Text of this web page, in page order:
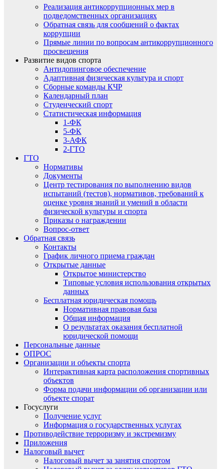
Реализация антикоррупционных мер в
подведомственных организациях
Обратная связь для сообщений о фактах
коррупции
Прямые линии по вопросам антикоррупционного
просвещения
Развитие видов спорта
Антидопинговое обеспечение
Адаптивная физическая культура и спорт
Сборные команды КЧР
Календарный план
Студенческий спорт
Статистическая информация
1-ФК
5-ФК
3-АФК
2-ГТО
ГТО
Нормативы
Документы
Центр тестирования по выполнению видов
испытаний (тестов), нормативов, требований к
оценке уровня знаний и умений в области
физической культуры и спорта
Приказы о награждении
Вопрос-ответ
Обратная связь
Контакты
График личного приема граждан
Открытые данные
Открытое министерство
Типовые условия использования открытых
данных
Бесплатная юридическая помощь
Нормативная правовая база
Общая информация
О результатах оказания бесплатной
юридической помощи
Персональные данные
ОПРОС
Организации и объекты спорта
Интерактивная карта расположения спортивных
объектов
Форма подачи информации об организации или
объекте спорат
Госуслуги
Получение услуг
Информация о государственных услугах
Противодействие терроризму и экстремизму
Приложения
Налоговый вычет
Налоговый вычет за занятия спортом